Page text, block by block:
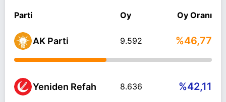
Parti Oy Oy Oranı
AK Parti 9.592 %46,77
Yeniden Refah 8.636 %42,11